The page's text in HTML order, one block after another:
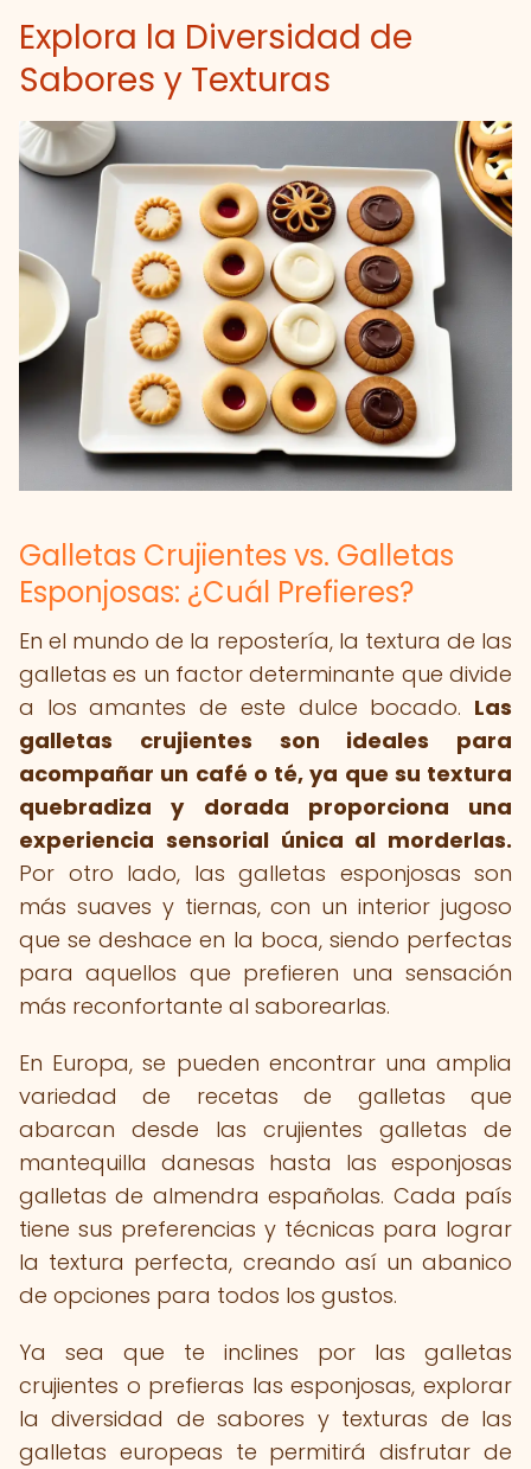
Explora la Diversidad de
Sabores y Texturas
Galletas Crujientes vs. Galletas
Esponjosas: ¿Cuál Prefieres?
En el mundo de la repostería, la textura de las
galletas es un factor determinante que divide
a los amantes de este dulce bocado. Las
galletas crujientes son ideales para
acompañar un café o té, ya que su textura
quebradiza y dorada proporciona una
experiencia sensorial única al morderlas.
Por otro lado, las galletas esponjosas son
más suaves y tiernas, con un interior jugoso
que se deshace en la boca, siendo perfectas
para aquellos que prefieren una sensación
más reconfortante al saborearlas.
En Europa, se pueden encontrar una amplia
variedad de recetas de galletas que
abarcan desde las crujientes galletas de
mantequilla danesas hasta las esponjosas
galletas de almendra españolas. Cada país
tiene sus preferencias y técnicas para lograr
la textura perfecta, creando así un abanico
de opciones para todos los gustos.
Ya sea que te inclines por las galletas
crujientes o prefieras las esponjosas, explorar
la diversidad de sabores y texturas de las
galletas europeas te permitirá disfrutar de